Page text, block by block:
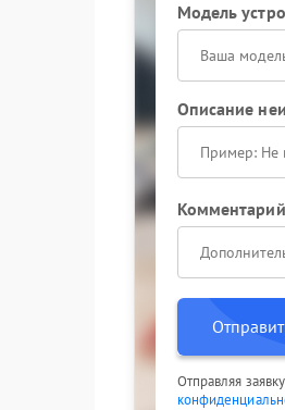
Модель
Описание
Отправляя